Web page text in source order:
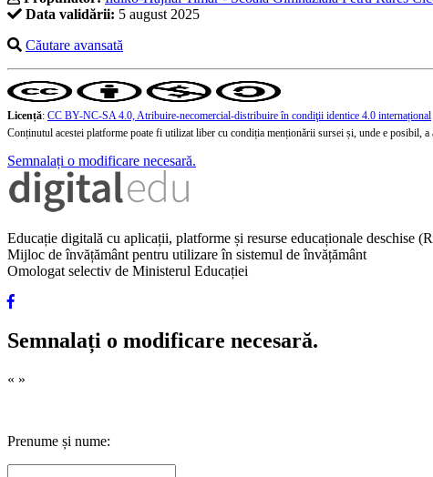
Data validării: 5 august 2025
Căutare avansată
Licență: CC BY-NC-SA 4.0, Atribuire-necomercial-distribuire în condiţii identice 4.0 internațional
Conținutul acestei platforme poate fi utilizat liber cu condiția menționării sursei și, unde e posibil,
Semnalați o modificare necesară.
Educație digitală cu aplicații, platforme și resurse educaționale deschise
Mijloc de învățământ pentru utilizare în sistemul de învățământ
Omologat selectiv de Ministerul Educației
Semnalați o modificare necesară.
« »
Prenume și nume: